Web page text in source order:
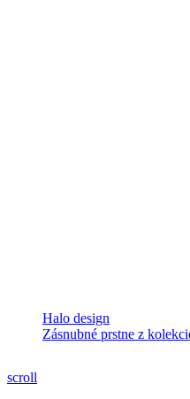
Halo design
Zásnubné prstne z
scroll